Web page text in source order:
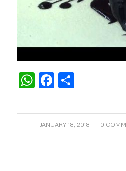
WhatsApp
Facebook
Share
JANUARY 18, 2018
/ 0 /